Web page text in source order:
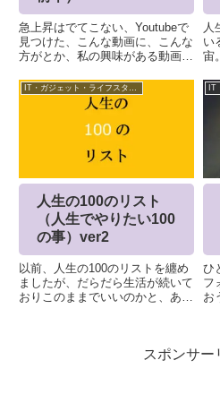
急上昇はでてこない、Youtubeで
見つけた、こんな動画に、こんな
方がとか、私の興味がある動画を
鈴木光、山田孝之、大塚愛、松井
玲奈、秦瑞穂 , 小松美咲
人
い
宙
と
人生の100のリスト
（人生でやりたい100
の事）ver2
以前、人生の100のリストを纏め
ましたが、だらだら生活が続いて
おりこのままでいいのかと、あら
ら人生の100のリスト(まえの記
ひ
フ
お
続
スポンサー